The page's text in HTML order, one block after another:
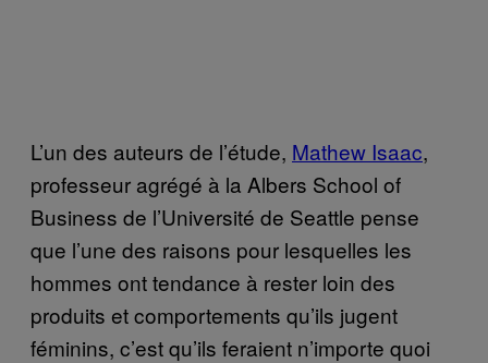
L’un des auteurs de l’étude, Mathew Isaac,
professeur agrégé à la Albers School of
Business de l’Université de Seattle pense
que l’une des raisons pour lesquelles les
hommes ont tendance à rester loin des
produits et comportements qu’ils jugent
féminins, c’est qu’ils feraient n’importe quoi